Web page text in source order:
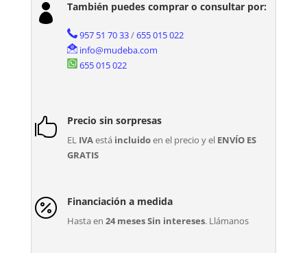
 También puedes comprar o consultar por:
957 51 70 33/655 015 022
info@mudeba.com
655 015 022
 Precio sin sorpresas
EL IVAestá incluidoen el precio y el ENVÍO ES
GRATIS
 Financiación a medida
Hasta en 24 meses Sin intereses. Llámanos